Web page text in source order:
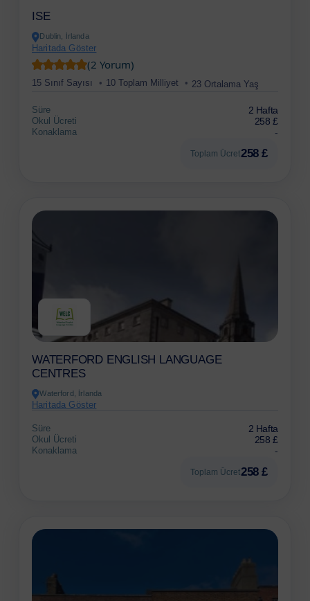
ISE
Dublin, İrlanda
Haritada Göster
(2 Yorum)
15 Sınıf Sayısı 10 Toplam Milliyet 23 Ortalama Yaş
Süre 2 Hafta
Okul Ücreti 258 £
Konaklama -
Toplam Ücret258 £
WATERFORD ENGLISH LANGUAGE
CENTRES
Waterford, İrlanda
Haritada Göster
Süre 2 Hafta
Okul Ücreti 258 £
Konaklama -
Toplam Ücret258 £